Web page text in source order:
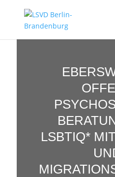
LSBTIQ*